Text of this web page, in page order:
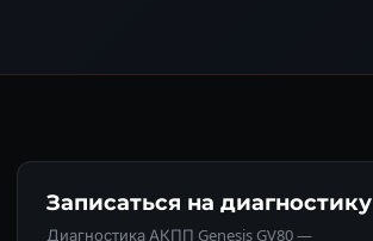
Записаться на диагностику
Диагностика АКПП Genesis GV80 —